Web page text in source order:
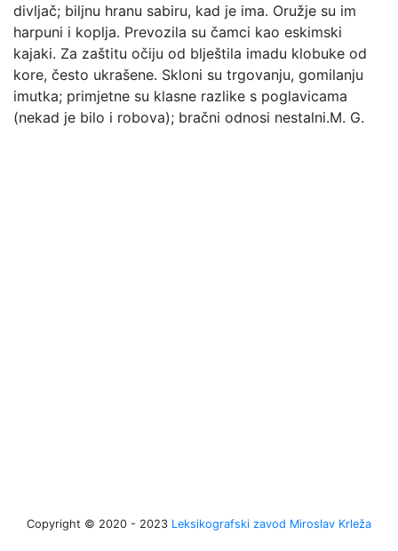
divljač; biljnu hranu sabiru, kad je ima. Oružje su im
harpuni i koplja. Prevozila su čamci kao eskimski
kajaki. Za zaštitu očiju od blještila imadu klobuke od
kore, često ukrašene. Skloni su trgovanju, gomilanju
imutka; primjetne su klasne razlike s poglavicama
(nekad je bilo i robova); bračni odnosi nestalni.M. G.
Copyright © 2020 - 2023 Leksikografski zavod Miroslav Krleža